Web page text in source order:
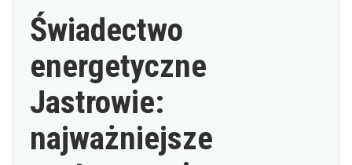
Świadectwo
energetyczne
Jastrowie:
najważniejsze